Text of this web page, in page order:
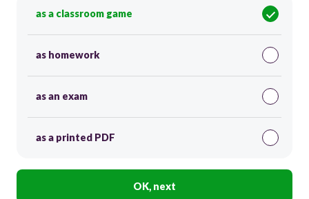
as a classroom game
as homework
as an exam
as a printed PDF
OK, next